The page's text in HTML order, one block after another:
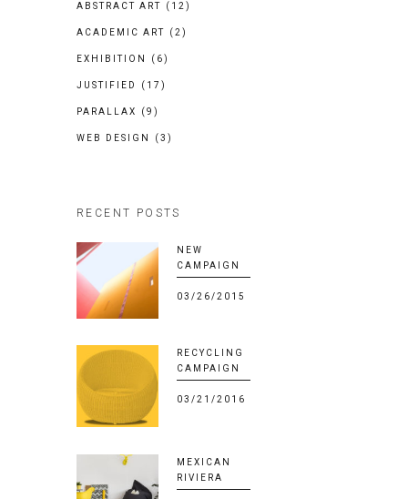
ABSTRACT ART (12)
ACADEMIC ART (2)
EXHIBITION (6)
JUSTIFIED (17)
PARALLAX (9)
WEB DESIGN (3)
RECENT POSTS
NEW
CAMPAIGN
03/26/2015
RECYCLING
CAMPAIGN
03/21/2016
MEXICAN
RIVIERA